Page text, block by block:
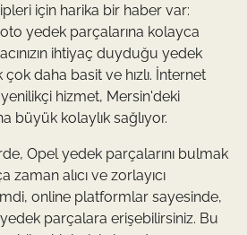
için harika bir haber var:
yedek parçalarına kolayca
ihtiyaç duyduğu yedek
daha basit ve hızlı. İnternet
hizmet, Mersin'deki
büyük kolaylık sağlıyor.
Opel yedek parçalarını bulmak
zaman alıcı ve zorlayıcı
online platformlar sayesinde,
parçalara erişebilirsiniz. Bu